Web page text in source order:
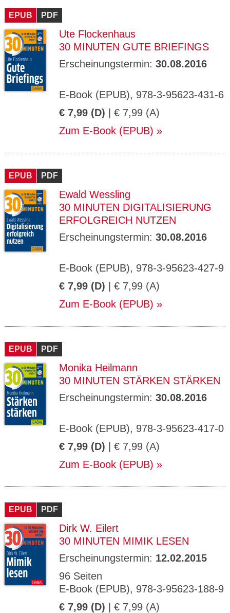
EPUB PDF
Ute Flockenhaus
30 MINUTEN GUTE BRIEFINGS
Erscheinungstermin: 30.08.2016
E-Book (EPUB), 978-3-95623-431-6
€ 7,99 (D) | € 7,99 (A)
Zum E-Book (EPUB)
EPUB PDF
Ewald Wessling
30 MINUTEN DIGITALISIERUNG
ERFOLGREICH NUTZEN
Erscheinungstermin: 30.08.2016
E-Book (EPUB), 978-3-95623-427-9
€ 7,99 (D) | € 7,99 (A)
Zum E-Book (EPUB)
EPUB PDF
Monika Heilmann
30 MINUTEN STÄRKEN STÄRKEN
Erscheinungstermin: 30.08.2016
E-Book (EPUB), 978-3-95623-417-0
€ 7,99 (D) | € 7,99 (A)
Zum E-Book (EPUB)
EPUB PDF
Dirk W. Eilert
30 MINUTEN MIMIK LESEN
Erscheinungstermin: 12.02.2015
96 Seiten
E-Book (EPUB), 978-3-95623-188-9
€ 7,99 (D) | € 7,99 (A)